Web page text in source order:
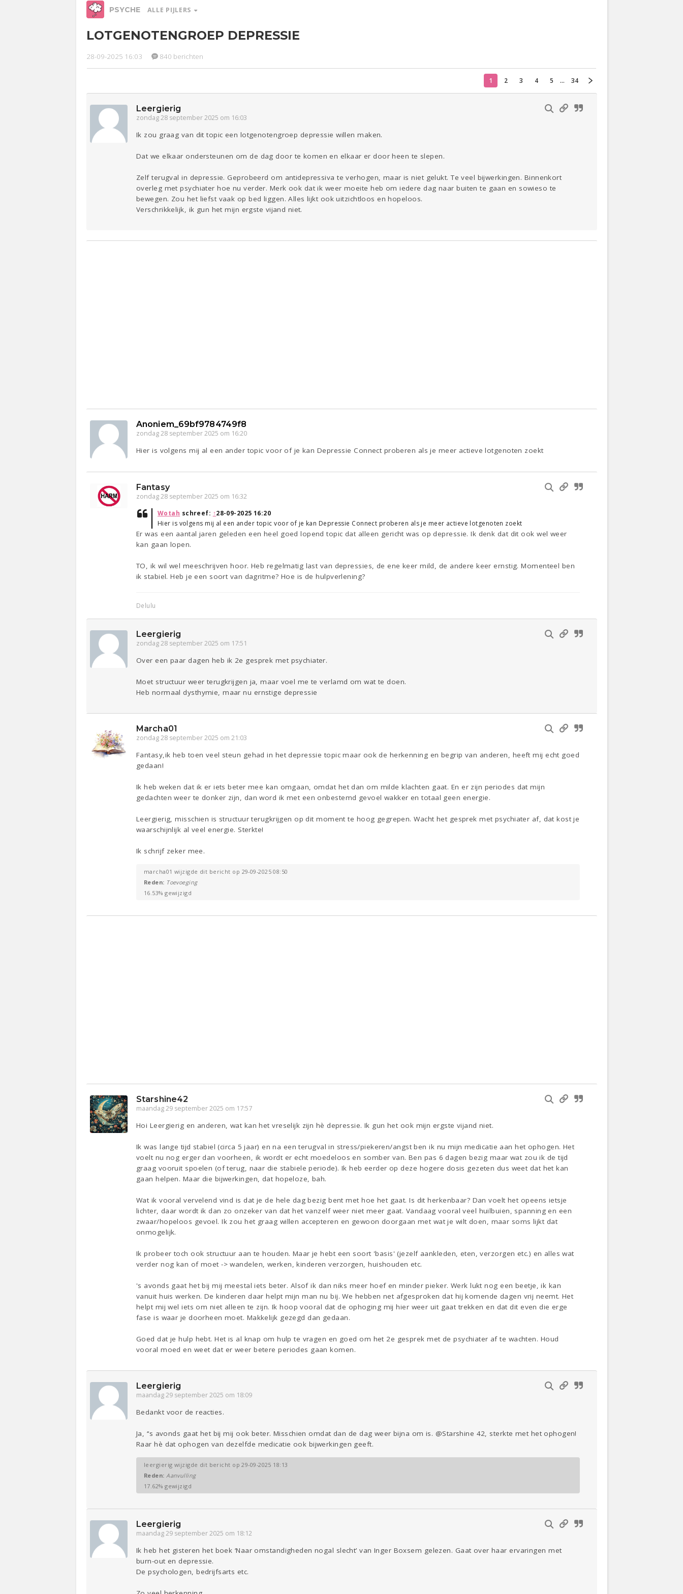
PSYCHE ALLE PIJLERS
Entertainment
Beauty
Psyche
Sport
LOTGENOTENGROEP DEPRESSIE
28-09-2025 16:03 840 berichten
1 2 3 4 5 ... 34
Leergierig
zondag 28 september 2025 om 16:03
Ik zou graag van dit topic een lotgenotengroep depressie willen maken.
Dat we elkaar ondersteunen om de dag door te komen en elkaar er door heen te slepen.
Zelf terugval in depressie. Geprobeerd om antidepressiva te verhogen, maar is niet gelukt. Te veel bijwerkingen. Binnenkort
overleg met psychiater hoe nu verder. Merk ook dat ik weer moeite heb om iedere dag naar buiten te gaan en sowieso te
bewegen. Zou het liefst vaak op bed liggen. Alles lijkt ook uitzichtloos en hopeloos.
Verschrikkelijk, ik gun het mijn ergste vijand niet.
Anoniem_69bf9784749f8
zondag 28 september 2025 om 16:20
Hier is volgens mij al een ander topic voor of je kan Depressie Connect proberen als je meer actieve lotgenoten zoekt
Fantasy
zondag 28 september 2025 om 16:32
Wotah schreef: ↑28-09-2025 16:20
Hier is volgens mij al een ander topic voor of je kan Depressie Connect proberen als je meer actieve lotgenoten zoekt
Er was een aantal jaren geleden een heel goed lopend topic dat alleen gericht was op depressie. Ik denk dat dit ook wel weer
kan gaan lopen.
TO, ik wil wel meeschrijven hoor. Heb regelmatig last van depressies, de ene keer mild, de andere keer ernstig. Momenteel ben
ik stabiel. Heb je een soort van dagritme? Hoe is de hulpverlening?
Delulu
Leergierig
zondag 28 september 2025 om 17:51
Over een paar dagen heb ik 2e gesprek met psychiater.
Moet structuur weer terugkrijgen ja, maar voel me te verlamd om wat te doen.
Heb normaal dysthymie, maar nu ernstige depressie
Marcha01
zondag 28 september 2025 om 21:03
Fantasy,ik heb toen veel steun gehad in het depressie topic maar ook de herkenning en begrip van anderen, heeft mij echt goed
gedaan!
Ik heb weken dat ik er iets beter mee kan omgaan, omdat het dan om milde klachten gaat. En er zijn periodes dat mijn
gedachten weer te donker zijn, dan word ik met een onbestemd gevoel wakker en totaal geen energie.
Leergierig, misschien is structuur terugkrijgen op dit moment te hoog gegrepen. Wacht het gesprek met psychiater af, dat kost je
waarschijnlijk al veel energie. Sterkte!
Ik schrijf zeker mee.
marcha01 wijzigde dit bericht op 29-09-2025 08:50
Reden: Toevoeging
16.53% gewijzigd
Starshine42
maandag 29 september 2025 om 17:57
Hoi Leergierig en anderen, wat kan het vreselijk zijn hè depressie. Ik gun het ook mijn ergste vijand niet.
Ik was lange tijd stabiel (circa 5 jaar) en na een terugval in stress/piekeren/angst ben ik nu mijn medicatie aan het ophogen. Het
voelt nu nog erger dan voorheen, ik wordt er echt moedeloos en somber van. Ben pas 6 dagen bezig maar wat zou ik de tijd
graag vooruit spoelen (of terug, naar die stabiele periode). Ik heb eerder op deze hogere dosis gezeten dus weet dat het kan
gaan helpen. Maar die bijwerkingen, dat hopeloze, bah.
Wat ik vooral vervelend vind is dat je de hele dag bezig bent met hoe het gaat. Is dit herkenbaar? Dan voelt het opeens ietsje
lichter, daar wordt ik dan zo onzeker van dat het vanzelf weer niet meer gaat. Vandaag vooral veel huilbuien, spanning en een
zwaar/hopeloos gevoel. Ik zou het graag willen accepteren en gewoon doorgaan met wat je wilt doen, maar soms lijkt dat
onmogelijk.
Ik probeer toch ook structuur aan te houden. Maar je hebt een soort 'basis' (jezelf aankleden, eten, verzorgen etc.) en alles wat
verder nog kan of moet -> wandelen, werken, kinderen verzorgen, huishouden etc.
's avonds gaat het bij mij meestal iets beter. Alsof ik dan niks meer hoef en minder pieker. Werk lukt nog een beetje, ik kan
vanuit huis werken. De kinderen daar helpt mijn man nu bij. We hebben net afgesproken dat hij komende dagen vrij neemt. Het
helpt mij wel iets om niet alleen te zijn. Ik hoop vooral dat de ophoging mij hier weer uit gaat trekken en dat dit even die erge
fase is waar je doorheen moet. Makkelijk gezegd dan gedaan.
Goed dat je hulp hebt. Het is al knap om hulp te vragen en goed om het 2e gesprek met de psychiater af te wachten. Houd
vooral moed en weet dat er weer betere periodes gaan komen.
Leergierig
maandag 29 september 2025 om 18:09
Bedankt voor de reacties.
Ja, ‘‘s avonds gaat het bij mij ook beter. Misschien omdat dan de dag weer bijna om is. @Starshine 42, sterkte met het ophogen!
Raar hè dat ophogen van dezelfde medicatie ook bijwerkingen geeft.
leergierig wijzigde dit bericht op 29-09-2025 18:13
Reden: Aanvulling
17.62% gewijzigd
Leergierig
maandag 29 september 2025 om 18:12
Ik heb het gisteren het boek ‘Naar omstandigheden nogal slecht’ van Inger Boxsem gelezen. Gaat over haar ervaringen met
burn-out en depressie.
De psychologen, bedrijfsarts etc.